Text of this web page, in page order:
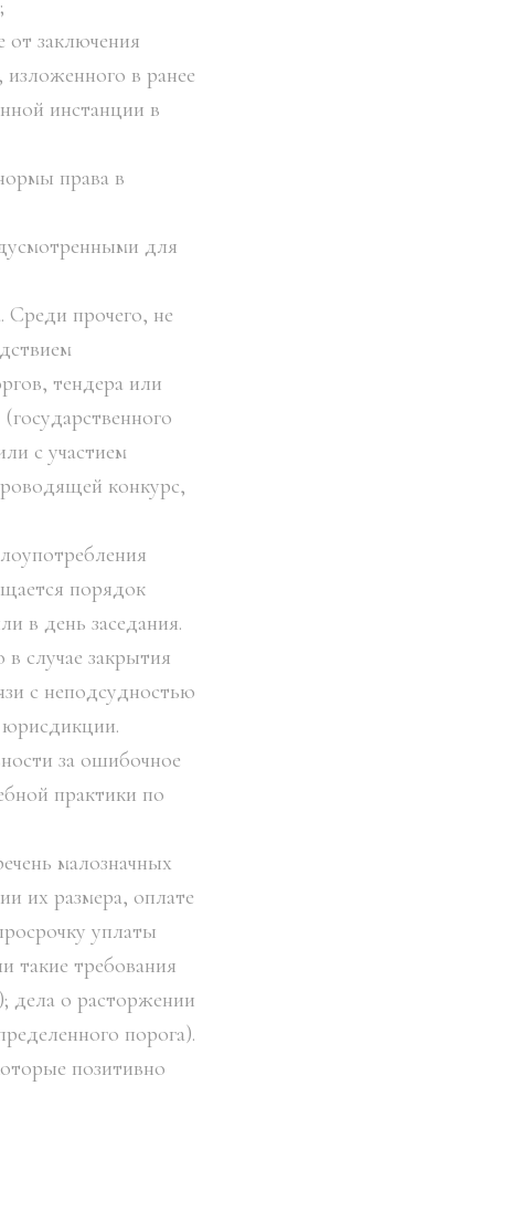
заключения
в ранее
инстанции в
права в
для
Среди прочего, не
тендера или
с участием
конкурс,
порядок
в день заседания.
случае закрытия
с неподсудностью
юрисдикции.
за ошибочное
практики по
малозначных
их размера, оплате
уплаты
такие требования
дела о расторжении
порога).
позитивно